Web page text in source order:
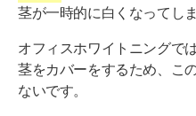
茎が一時的に白くなってし
オフィスホワイトニングで
茎をカバーをするため、こ
ないです。